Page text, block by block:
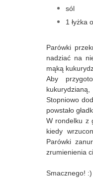
sól
1 łyżka
Parówki
nadziać na
mąką
Aby
Stopniowo
powstało
W rondelku z
kiedy
Parówki
zrumienienia
Smacznego! :)